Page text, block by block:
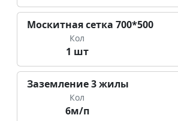
Москитная сетка 700*500
Кол
1 шт
Заземление 3 жилы
Кол
6м/п